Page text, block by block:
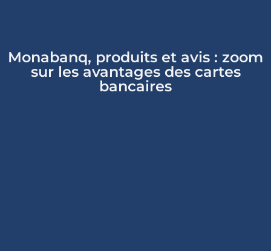
Monabanq, produits et avis : zoom
sur les avantages des cartes
bancaires